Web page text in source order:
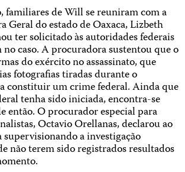
familiares de Will se reuniram com a
Geral do estado de Oaxaca, Lizbeth
ter solicitado às autoridades federais
no caso. A procuradora sustentou que o
do exército no assassinato, que
fotografias tiradas durante o
constituir um crime federal. Ainda que
tenha sido iniciada, encontra-se
então. O procurador especial para
Octavio Orellanas, declarou ao
a investigação
não terem sido registrados resultados